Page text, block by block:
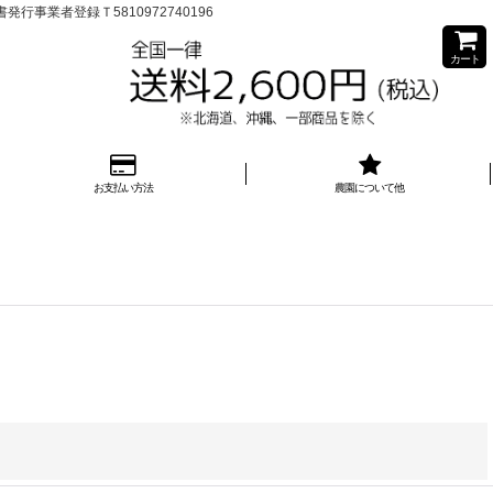
発行事業者登録Ｔ5810972740196
カート
お支払い方法 農園について他